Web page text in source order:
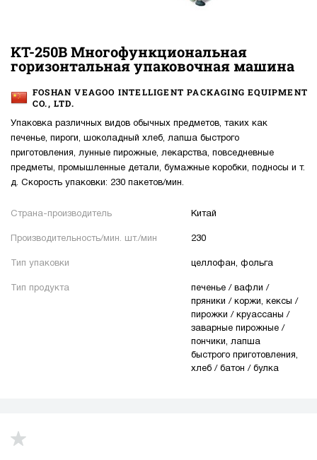
KT-250B Многофункциональная
горизонтальная упаковочная машина
FOSHAN VEAGOO INTELLIGENT PACKAGING EQUIPMENT
CO., LTD.
Упаковка различных видов обычных предметов, таких как
печенье, пироги, шоколадный хлеб, лапша быстрого
приготовления, лунные пирожные, лекарства, повседневные
предметы, промышленные детали, бумажные коробки, подносы и т.
д. Скорость упаковки: 230 пакетов/мин.
Страна-производитель Китай
Производительность/мин. шт./мин 230
Тип упаковки целлофан, фольга
Тип продукта
печенье / вафли /
пряники / коржи, кексы /
пирожки / круассаны /
заварные пирожные /
пончики, лапша
быстрого приготовления,
хлеб / батон / булка